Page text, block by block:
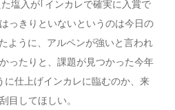
塩入が｢インカレで確実に入賞で
っきりといないというのは今日の
ように、アルペンが強いと言われ
ったりと、課題が見つかった今年
に仕上げインカレに臨むのか、来
目してほしい。